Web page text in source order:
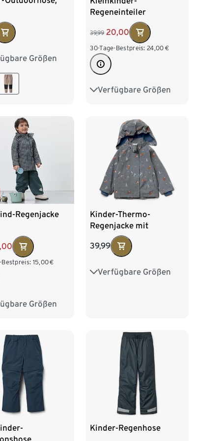
Größen
98/104
Regeneinteiler
39,99 20,00
30-Tage-Bestpreis: 24,00 €
Verfügbare Größen
74/80 86/92
Regenjacke
Bestpreis: 15,00€
Größen
98/104
Kinder-Thermo-
Regenjacke mit
reflektierenden
Elementen
39,99
Verfügbare Größen
74/80 86/92
Kinder-Regenhose